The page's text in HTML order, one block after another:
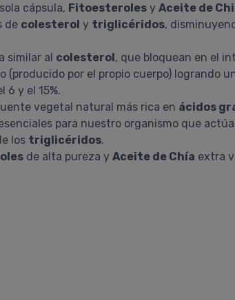
cápsula, Fitoesteroles y Aceite de
de colesterol y triglicéridos,
similar al colesterol, que bloquean en el
(producido por el propio cuerpo) logrando
6 y el 15%.
vegetal natural más rica en ácidos
para nuestro organismo que
los triglicéridos.
de alta pureza y Aceite de Chía extra